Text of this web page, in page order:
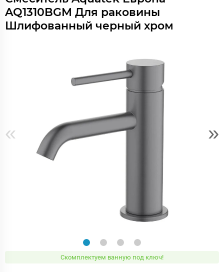
AQ1310BGM Для раковины
Шлифованный черный хром
« »
Скомплектуем ванную под ключ!